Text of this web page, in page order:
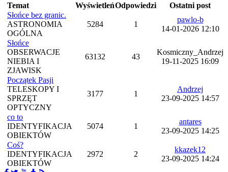
Temat WyświetleńOdpowiedzi
Ostatni post
Słońce bez granic.
ASTRONOMIA
OGÓLNA
5284 1
pawlo-b
14-01-2026 12:10
Słońce
OBSERWACJE
NIEBIA I
ZJAWISK
63132 43
Kosmiczny_Andrzej
19-11-2025 16:09
Początek Pasji
TELESKOPY I
SPRZĘT
OPTYCZNY
3177 1
Andrzej
23-09-2025 14:57
co to
IDENTYFIKACJA
OBIEKTÓW
5074 1
antares
23-09-2025 14:25
Coś?
IDENTYFIKACJA
OBIEKTÓW
2972 2
kkazek12
23-09-2025 14:24